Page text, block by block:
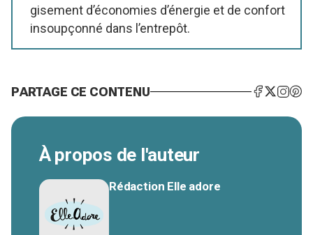
gisement d’économies d’énergie et de confort
insoupçonné dans l’entrepôt.
PARTAGE CE CONTENU
À propos de l'auteur
Rédaction Elle adore